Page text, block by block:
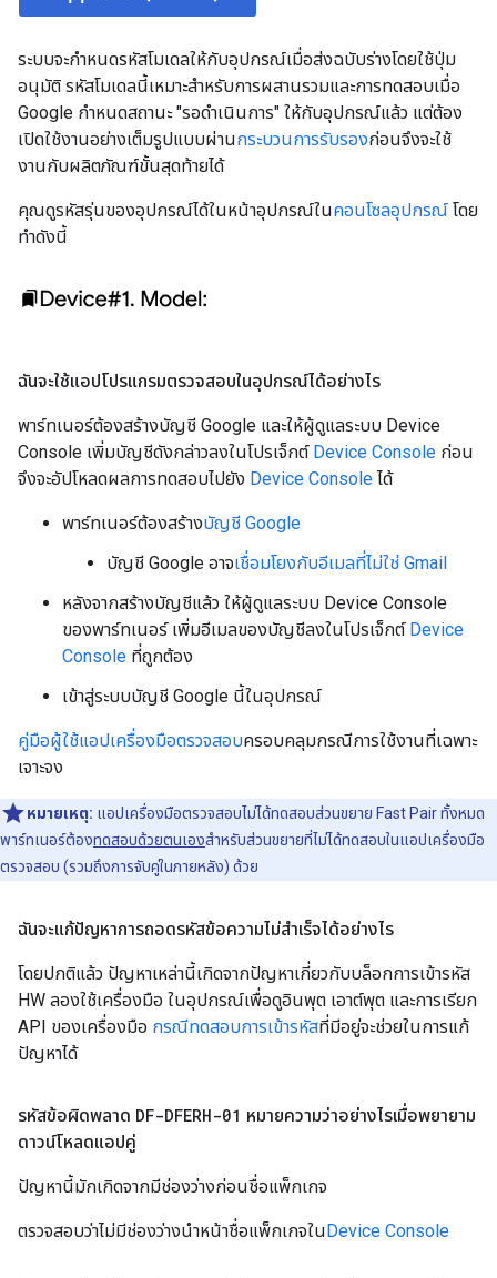
ระบบจะกำหนดรหัสโมเดลให้กับอุปกรณ์เมื่อส่งฉบับร่างโดยใช้ปุ่ม
อนุมัติ รหัสโมเดลนี้เหมาะสำหรับการผสานรวมและการทดสอบเมื่อ
Google กำหนดสถานะ "รอดำเนินการ" ให้กับอุปกรณ์แล้ว แต่ต้อง
เปิดใช้งานอย่างเต็มรูปแบบผ่านกระบวนการรับรองก่อนจึงจะใช้
งานกับผลิตภัณฑ์ขั้นสุดท้ายได้
คุณดูรหัสรุ่นของอุปกรณ์ได้ในหน้าอุปกรณ์ในคอนโซลอุปกรณ์ โดย
ทำดังนี้
ฉันจะใช้แอปโปรแกรมตรวจสอบในอุปกรณ์ได้อย่างไร
พาร์ทเนอร์ต้องสร้างบัญชี Google และให้ผู้ดูแลระบบ Device
Console เพิ่มบัญชีดังกล่าวลงในโปรเจ็กต์ Device Console ก่อน
จึงจะอัปโหลดผลการทดสอบไปยัง Device Console ได้
พาร์ทเนอร์ต้องสร้างบัญชี Google
บัญชี Google อาจเชื่อมโยงกับอีเมลที่ไม่ใช่ Gmail
หลังจากสร้างบัญชีแล้ว ให้ผู้ดูแลระบบ Device Console
ของพาร์ทเนอร์ เพิ่มอีเมลของบัญชีลงในโปรเจ็กต์ Device
Console ที่ถูกต้อง
เข้าสู่ระบบบัญชี Google นี้ในอุปกรณ์
คู่มือผู้ใช้แอปเครื่องมือตรวจสอบครอบคลุมกรณีการใช้งานที่เฉพาะ
เจาะจง
หมายเหตุ: แอปเครื่องมือตรวจสอบไม่ได้ทดสอบส่วนขยาย Fast Pair ทั้งหมด
พาร์ทเนอร์ต้องทดสอบด้วยตนเองสำหรับส่วนขยายที่ไม่ได้ทดสอบในแอปเครื่องมือ
ตรวจสอบ (รวมถึงการจับคู่ในภายหลัง) ด้วย
ฉันจะแก้ปัญหาการถอดรหัสข้อความไม่สำเร็จได้อย่างไร
โดยปกติแล้ว ปัญหาเหล่านี้เกิดจากปัญหาเกี่ยวกับบล็อกการเข้ารหัส
HW ลองใช้เครื่องมือ ในอุปกรณ์เพื่อดูอินพุต เอาต์พุต และการเรียก
API ของเครื่องมือ กรณีทดสอบการเข้ารหัสที่มีอยู่จะช่วยในการแก้
ปัญหาได้
รหัสข้อผิดพลาด DF-DFERH-01 หมายความว่าอย่างไรเมื่อพยายาม
ดาวน์โหลดแอปคู่
ปัญหานี้มักเกิดจากมีช่องว่างก่อนชื่อแพ็กเกจ
ตรวจสอบว่าไม่มีช่องว่างนำหน้าชื่อแพ็กเกจในDevice Console